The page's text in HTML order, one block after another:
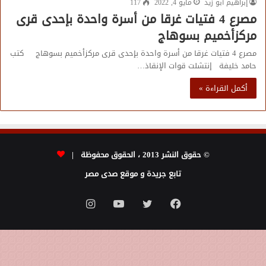
مصرع 4 فتيات غرقا من أسرة واحدة بإحدى قرى
مركزأخميم بسوهاج
مصرع 4 فتيات غرقا من أسرة واحدة بإحدى قرى مركزأخميم بسوهاج كتب
حامد خليفة إنتشلت قوات الإنقاذ…
أكمل القراءة »
© حقوق النشر 2013 ، الحقوق محفوظة |
تابع جريدة و موقع صدى مصر
فيسبوك تويتر يوتيوبانستقرام